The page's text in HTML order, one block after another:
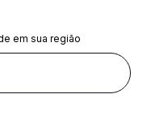
em sua região